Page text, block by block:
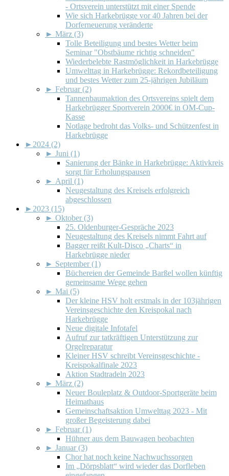
- Ortsverein unterstützt mit einer Spende
Wie sich Harkebrügge vor 40 Jahren bei der
Dorferneuerung veränderte
► März (3)
Tolle Beteiligung und bestes Wetter beim
Seminar "Obstbäume richtig schneiden"
Wiederbelebte Rastmöglichkeit in Harkebrügge
Umwelttag in Harkebrügge: Rekordbeteiligung
und bestes Wetter zum 25-jährigen Jubiläum
► Februar (2)
Tannenbaumaktion des Ortsvereins spielt dem
Harkebrügger Sportverein 2000€ in OM-Cup-
Kasse
Notlage bedroht das Volks- und Schützenfest in
Harkebrügge
► 2024 (2)
► Juni (1)
Sanierung der Bänke in Harkebrügge: Aktivkreis
sorgt für Erholungspausen
► April (1)
Neugestaltung des Kreisels erfolgreich
abgeschlossen
► 2023 (15)
► Oktober (3)
25. Oldenburger-Gespräche 2023
Neugestaltung des Kreisels nimmt Fahrt auf
Bagger reißt Kult-Disco „Charts“ in
Harkebrügge nieder
► September (1)
Büchereien der Gemeinde Barßel wollen künftig
gemeinsame Wege gehen
► Mai (5)
Der kleine HSV holt erstmals in der 103jährigen
Vereinsgeschichte den Kreispokal nach
Harkebrügge
Neue digitale Infotafel
Aufruf zur tatkräftigen Unterstützung zur
Orgelreparatur
Kleiner HSV schreibt Vereinsgeschichte -
Kreispokalfinale 2023
Aktion Stadtradeln 2023
► März (2)
Neuer Bouleplatz & Outdoor-Sportgeräte beim
Heimathaus
Gemeinschaftsaktion Umwelttag 2023 - Mit
großer Begeisterung dabei
► Februar (1)
Hühner aus dem Bauwagen beobachten
► Januar (3)
Chor hat noch keine Nachwuchssorgen
Im „Dörpsblatt“ wird wieder das Dorfleben